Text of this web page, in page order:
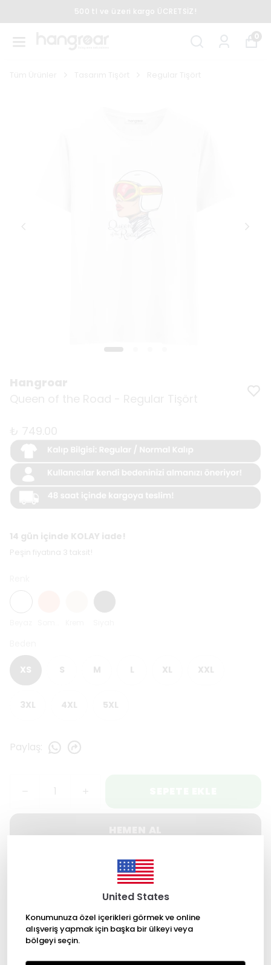
United States
Konumunuza özel içerikleri görmek ve online
alışveriş yapmak için başka bir ülkeyi veya
bölgeyi seçin.
500 tl ve üzeri kargo ÜCRETSİZ!
0
14 gün içinde KOLAY iade!
Peşin fiyatına 3 taksit!
XS S M L XL XXL
3XL 4XL 5XL
Paylaş
WHATSAPP
500 TL üzeri Ücretsiz kargo
14 gün içinde iade değişim